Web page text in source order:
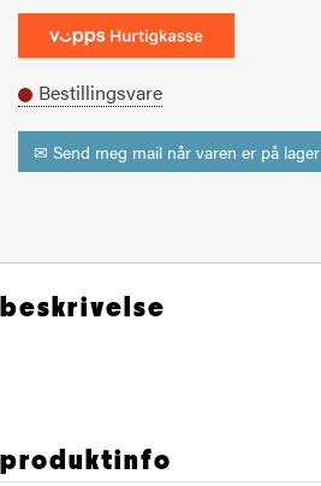
Bestillingsvare
✉ Send meg mail når varen er på lager
beskrivelse
produktinfo